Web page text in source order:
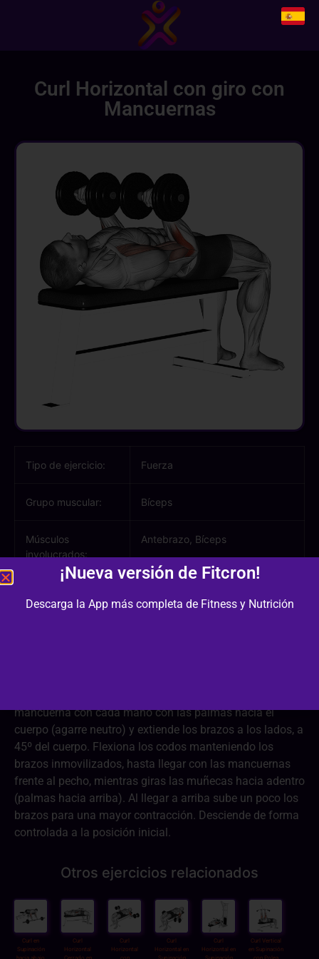
Curl Horizontal con giro con
Mancuernas
Tipo de ejercicio: Fuerza
Grupo muscular: Bíceps
Músculos
involucrados:
Antebrazo, Bíceps
Material:
mancuerna con cada mano con las palmas hacia el
cuerpo (agarre neutro) y extiende los brazos a los lados, a
45º del cuerpo. Flexiona los codos manteniendo los
brazos inmovilizados, hasta llegar con las mancuernas
frente al pecho, mientras giras las muñecas hacia adentro
(palmas hacia arriba). Al llegar a arriba sube un poco los
brazos para una mayor contracción. Desciende de forma
controlada a la posición inicial.
Otros ejercicios relacionados
Curl en
Supinación
Curl
Horizontal
Curl
Horizontal
Curl
Horizontal en
Curl
Horizontal en
Curl Vertical
en Supinación
¡Nueva versión de Fitcron!
Descarga la App más completa de Fitness y Nutrición